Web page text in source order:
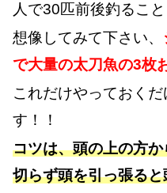
人で30匹前後釣ること
想像してみて下さい、
で大量の太刀魚の3枚
これだけやっておく
す！！
コツは、頭の上の方
切らず頭を引っ張る